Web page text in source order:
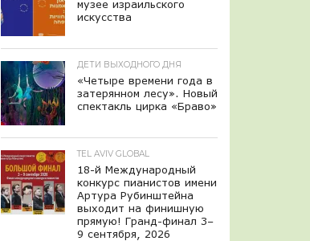
музее израильского
искусства
ДЕТИ ВЫХОДНОГО ДНЯ
«Четыре времени года в
затерянном лесу». Новый
спектакль цирка «Браво»
TEL AVIV GLOBAL
18-й Международный
конкурс пианистов имени
Артура Рубинштейна
выходит на финишную
прямую! Гранд-финал 3–
9 сентября, 2026